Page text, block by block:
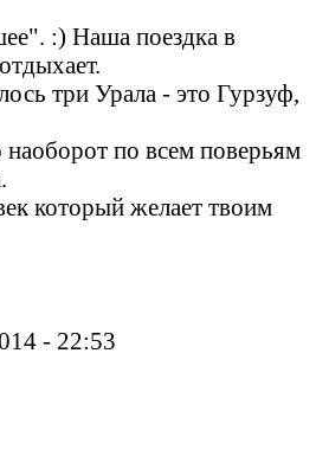
:) Наша поездка в
три Урала - это Гурзуф,
по всем поверьям
который желает твоим
- 22:53